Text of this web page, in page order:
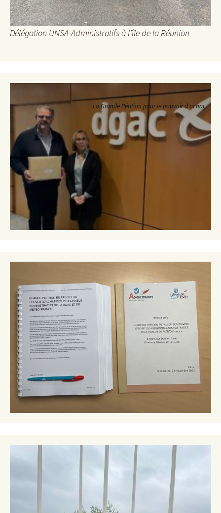
Délégation UNSA-Administratifs à l'île de la Réunion
La Grande Pétition pour le pouvoir d'achat